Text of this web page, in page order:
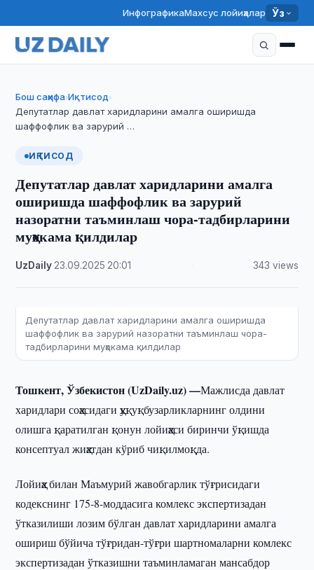
ИнфографикаМахсус лойиҳалар Ўз
Бош саҳифа›Иқтисод›
Депутатлар давлат харидларини амалга оширишда
шаффофлик ва зарурий …
ИҚТИСОД
Депутатлар давлат харидларини амалга
оширишда шаффофлик ва зарурий
назоратни таъминлаш чора-тадбирларини
муҳокама қилдилар
UzDaily 23.09.2025 20:01 343 views
Депутатлар давлат харидларини амалга оширишда
шаффофлик ва зарурий назоратни таъминлаш чора-
тадбирларини муҳокама қилдилар
Тошкент, Ўзбекистон (UzDaily.uz) —Мажлисда давлат
харидлари соҳасидаги ҳуқуқбузарликларнинг олдини
олишга қаратилган қонун лойиҳаси биринчи ўқишда
консептуал жиҳатдан кўриб чиқилмоқда.
Лойиҳа билан Маъмурий жавобгарлик тўғрисидаги
кодекснинг 175-8-моддасига комлекс экспертизадан
ўтказилиши лозим бўлган давлат харидларини амалга
ошириш бўйича тўғридан-тўғри шартномаларни комлекс
экспертизадан ўтказишни таъминламаган мансабдор